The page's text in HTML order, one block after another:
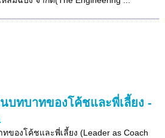
บทบาทของโค้ชและพี่เลี้ยง -
ของโค้ชและพี่เลี้ยง (Leader as Coach